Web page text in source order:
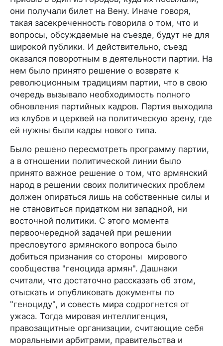
они получали билет на Вену. Иначе говоря,
такая засекреченность говорила о том, что и
вопросы, обсуждаемые на съезде, будут не для
широкой публики. И действительно, съезд
оказался поворотным в деятельности партии. На
нем было принято решение о возврате к
революционным традициям партии, что в свою
очередь вызывало необходимость полного
обновления партийных кадров. Партия выходила
из клубов и церквей на политическую арену, где
ей нужны были кадры нового типа.
Было решено пересмотреть программу партии,
а в отношении политической линии было
принято важное решение о том, что армянский
народ в решении своих политических проблем
должен опираться лишь на собственные силы и
не становиться придатком ни западной, ни
восточной политики. С этого момента
первоочередной задачей при решении
пресловутого армянского вопроса было
добиться признания со стороны мирового
сообщества "геноцида армян". Дашнаки
считали, что достаточно рассказать об этом,
отыскать и опубликовать документы по
"геноциду", и совесть мира содрогнется от
ужаса. Тогда мировая интеллигенция,
правозащитные организации, считающие себя
моральными арбитрами, правительства и